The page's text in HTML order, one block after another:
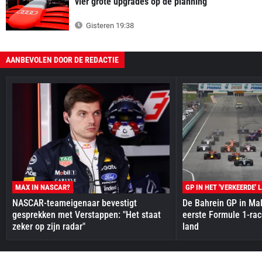
Gisteren 19:38
AANBEVOLEN DOOR DE REDACTIE
MAX IN NASCAR?
NASCAR-teameigenaar bevestigt
gesprekken met Verstappen: "Het staat
zeker op zijn radar"
GP IN HET 'VERKEERDE'
De Bahrein GP in
eerste Formule 1-
land